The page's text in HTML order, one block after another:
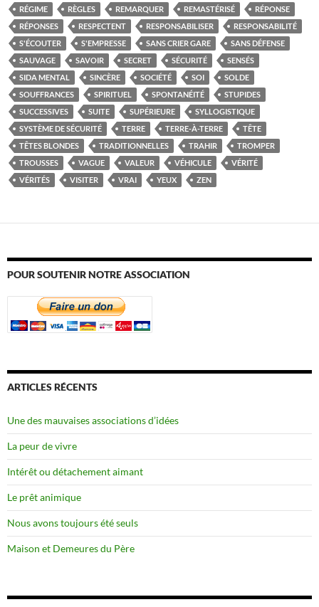
RÉGIME
RÈGLES REMARQUER REMASTÉRISÉ
RÉPONSE
RÉPONSES
RESPECTENT RESPONSABILISER
RESPONSABILITÉ
S'ÉCOUTER
S'EMPRESSE SANS CRIER GARE
SANS DÉFENSE
SAUVAGE
SAVOIR SECRET SÉCURITÉ
SENSÉS
SIDA MENTAL
SINCÈRE SOCIÉTÉ SOI
SOLDE
SOUFFRANCES
SPIRITUEL SPONTANÉITÉ
STUPIDES
SUCCESSIVES
SUITE SUPÉRIEURE
SYLLOGISTIQUE
SYSTÈME DE SÉCURITÉ
TERRE TERRE-À-TERRE
TÊTE
TÊTES BLONDES
TRADITIONNELLES TRAHIR
TROMPER
TROUSSES
VAGUE VALEUR VÉHICULE
VÉRITÉ
VÉRITÉS
VISITER VRAI YEUX ZEN
POUR SOUTENIR NOTRE ASSOCIATION
ARTICLES RÉCENTS
Une des mauvaises associations d’idées
La peur de vivre
Intérêt ou détachement aimant
Le prêt animique
Nous avons toujours été seuls
Maison et Demeures du Père